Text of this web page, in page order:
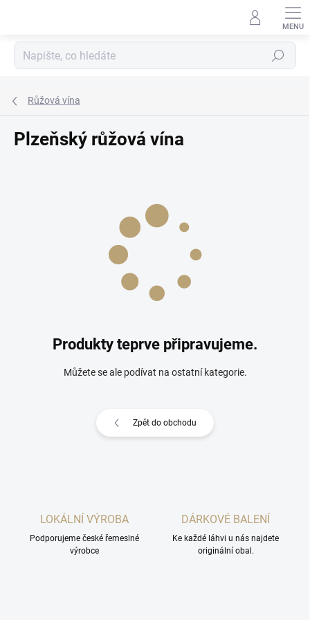
Hledat
Růžová vína
Plzeňský růžová vína
Produkty teprve připravujeme.
Můžete se ale podívat na ostatní kategorie.
Zpět do obchodu
LOKÁLNÍ VÝROBA
Podporujeme české řemeslné
výrobce
DÁRKOVÉ BALENÍ
Ke každé láhvi u nás najdete
originální obal.